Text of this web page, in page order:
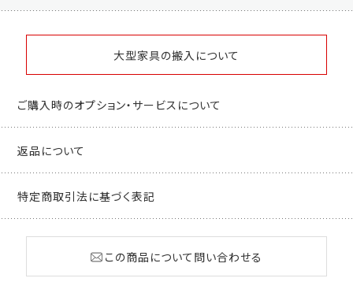
大型家具の搬入について
ご購入時のオプション・サービスについて
返品について
特定商取引法に基づく表記
この商品について問い合わせる